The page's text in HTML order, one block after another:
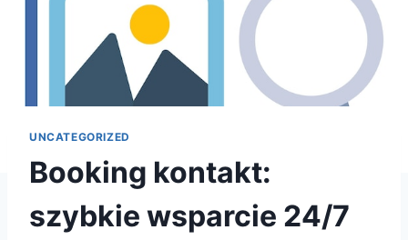
UNCATEGORIZED
Booking kontakt:
szybkie wsparcie 24/7